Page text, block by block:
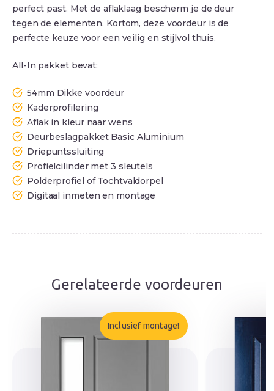
perfect past. Met de aflaklaag bescherm je de deur
tegen de elementen. Kortom, deze voordeur is de
perfecte keuze voor een veilig en stijlvol thuis.
All-In pakket bevat:
54mm Dikke voordeur
Kaderprofilering
Aflak in kleur naar wens
Deurbeslagpakket Basic Aluminium
Driepuntssluiting
Profielcilinder met 3 sleutels
Polderprofiel of Tochtvaldorpel
Digitaal inmeten en montage
Gerelateerde voordeuren
Inclusief montage!